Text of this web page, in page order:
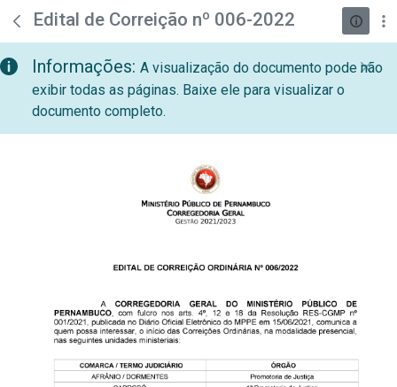
Pular para o Conteúdo principal
teste descricao
Edital de Correição nº 006-2022
Informações: A visualização do documento pode não
exibir todas as páginas. Baixe ele para visualizar o
documento completo.